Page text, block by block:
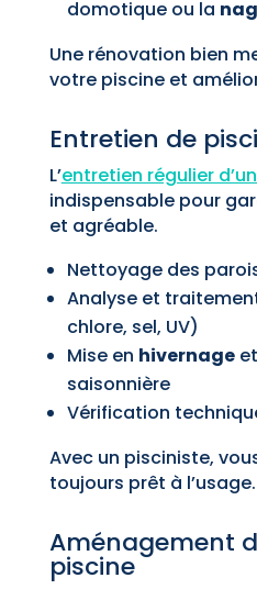
domotique ou la
Une rénovation bien
votre piscine et
Entretien de
L’entretien régulier
indispensable pour
et agréable.
Nettoyage des
Analyse et
chlore, sel, UV)
Mise en hivernageet
saisonnière
Vérification
Avec un pisciniste,
toujours prêt à l’usage.
Aménagement
piscine